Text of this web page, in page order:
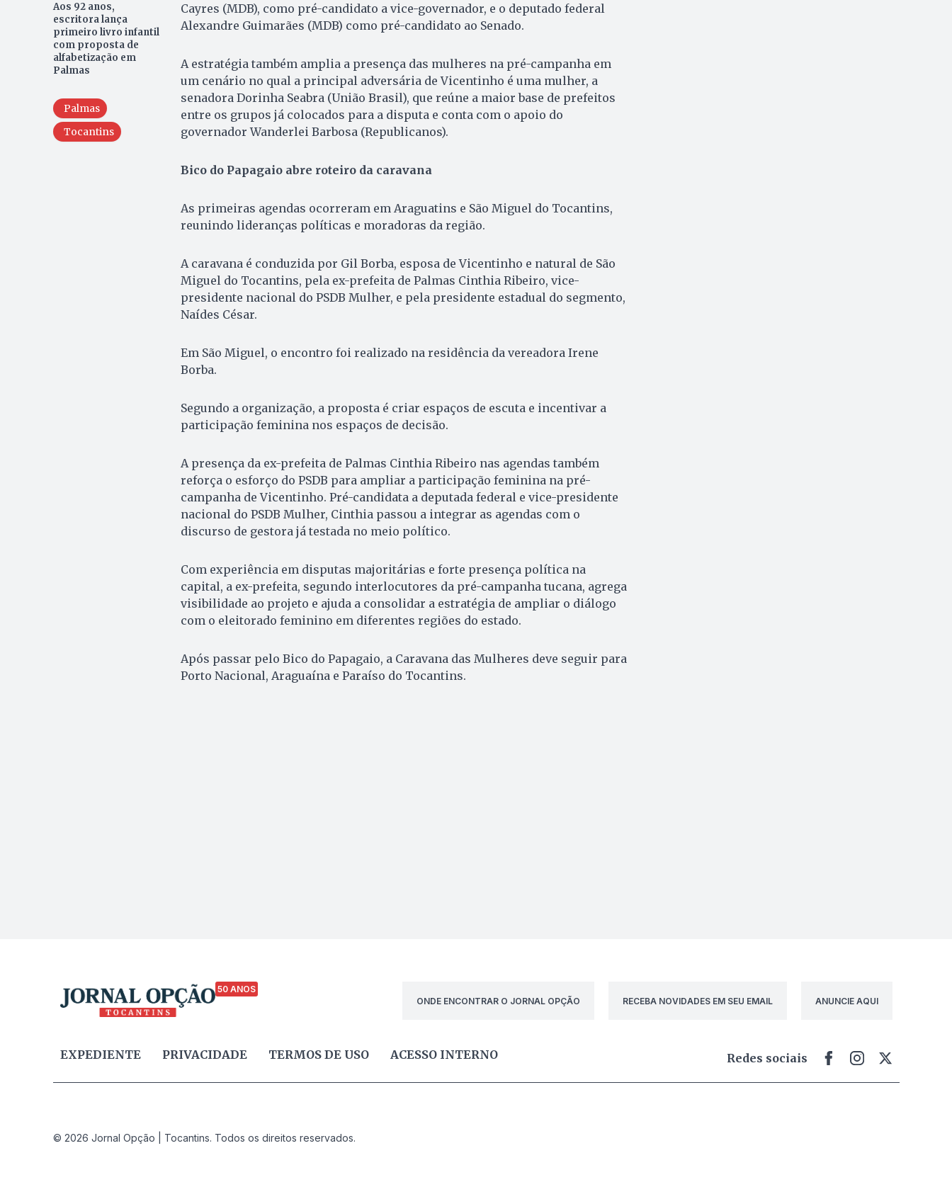
Aos 92 anos,
escritora lança
primeiro livro infantil
com proposta de
alfabetização em
Palmas
Palmas
Tocantins
Cayres (MDB), como pré-candidato a vice-governador, e o deputado federal
Alexandre Guimarães (MDB) como pré-candidato ao Senado.
A estratégia também amplia a presença das mulheres na pré-campanha em
um cenário no qual a principal adversária de Vicentinho é uma mulher, a
senadora Dorinha Seabra (União Brasil), que reúne a maior base de prefeitos
entre os grupos já colocados para a disputa e conta com o apoio do
governador Wanderlei Barbosa (Republicanos).
Bico do Papagaio abre roteiro da caravana
As primeiras agendas ocorreram em Araguatins e São Miguel do Tocantins,
reunindo lideranças políticas e moradoras da região.
A caravana é conduzida por Gil Borba, esposa de Vicentinho e natural de São
Miguel do Tocantins, pela ex-prefeita de Palmas Cinthia Ribeiro, vice-
presidente nacional do PSDB Mulher, e pela presidente estadual do segmento,
Naídes César.
Em São Miguel, o encontro foi realizado na residência da vereadora Irene
Borba.
Segundo a organização, a proposta é criar espaços de escuta e incentivar a
participação feminina nos espaços de decisão.
A presença da ex-prefeita de Palmas Cinthia Ribeiro nas agendas também
reforça o esforço do PSDB para ampliar a participação feminina na pré-
campanha de Vicentinho. Pré-candidata a deputada federal e vice-presidente
nacional do PSDB Mulher, Cinthia passou a integrar as agendas com o
discurso de gestora já testada no meio político.
Com experiência em disputas majoritárias e forte presença política na
capital, a ex-prefeita, segundo interlocutores da pré-campanha tucana, agrega
visibilidade ao projeto e ajuda a consolidar a estratégia de ampliar o diálogo
com o eleitorado feminino em diferentes regiões do estado.
Após passar pelo Bico do Papagaio, a Caravana das Mulheres deve seguir para
Porto Nacional, Araguaína e Paraíso do Tocantins.
50 ANOS
ONDE ENCONTRAR O JORNAL OPÇÃO
RECEBA NOVIDADES EM SEU EMAIL ANUNCIE AQUI
EXPEDIENTE PRIVACIDADE TERMOS DE USO ACESSO INTERNO Redes sociais
© 2026 Jornal Opção | Tocantins. Todos os direitos reservados.